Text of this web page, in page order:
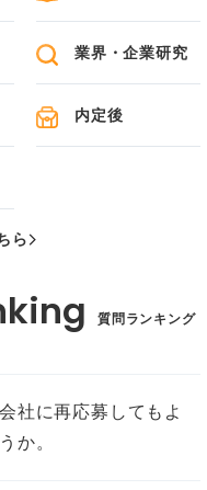
業界・企業研究
内定後
ら
質問ランキング
社に再応募してもよ
か。